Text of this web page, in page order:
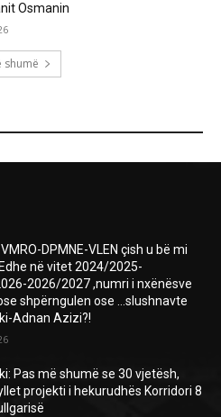
Osmanin
shumë
DPMNE-VLEN çish u bë mi
në vitet 2024/2025-
2026/2027 ,numri i nxënësve
shpërngulen ose …slushnavte
Adnan Azizi?!
Pas më shumë se 30 vjetësh,
projekti i hekurudhës Korridori 8